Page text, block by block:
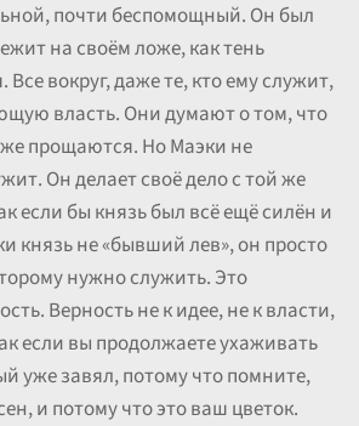
почти беспомощный. Он был
на своём ложе, как тень
вокруг, даже те, кто ему служит,
власть. Они думают о том, что
прощаются. Но Маэки не
Он делает своё дело с той же
если бы князь был всё ещё силён и
князь не «бывший лев», он просто
нужно служить. Это
Верность не к идее, не к власти,
если вы продолжаете ухаживать
уже завял, потому что помните,
и потому что это ваш цветок.